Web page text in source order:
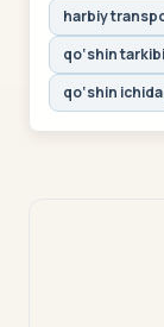
harbiy
qo‘shin
qo‘shin